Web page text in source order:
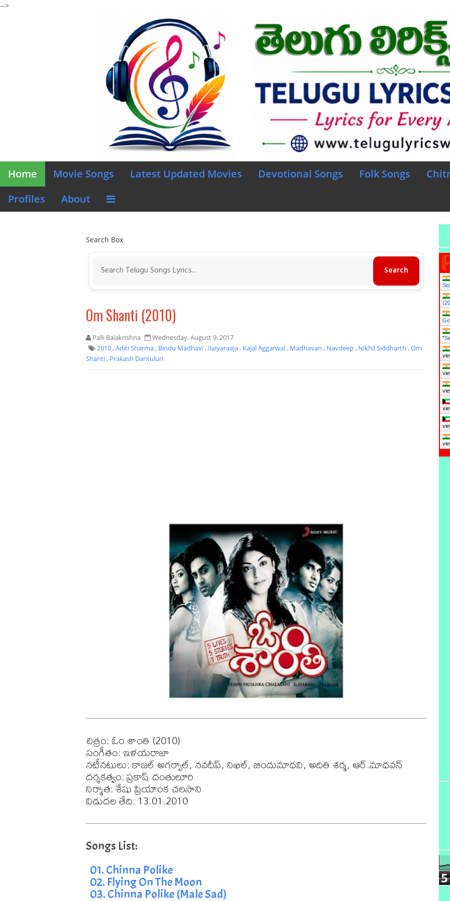
-->
Home Movie Songs Latest Updated Movies Devotional Songs Folk Songs
Profiles
About
Search Box
Om Shanti (2010)
Palli Balakrishna
Wednesday, August 9, 2017
2010,Aditi Sharma, Bindu Madhavi, Ilaiyaraaja, Kajal Aggarwal, Madhavan , Navdeep, Nikhil Siddharth ,Om
Shanti, Prakash Dantuluri
చిత్రం: ఓం శాంతి (2010)
సంగీతం: ఇళయరాజా
నటీనటులు: కాజల్ అగర్వాల్, నవదీప్, నిఖిల్, బిందుమాధవి, అదితి శర్మ, ఆర్.మాధవన్
దర్శకత్వం: ప్రకాష్ దంతులూరి
నిర్మాత: శేషు ప్రియాంక చలసాని
విడుదల తేది: 13.01.2010
01. Chinna Polike
02. Flying On The Moon
03. Chinna Polike (Male Sad)
"
5